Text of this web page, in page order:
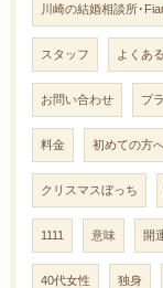
川崎の結婚相談所･
スタッフ よくあ
お問い合わせ プ
料金 初めての方
クリスマスぼっち
1111 意味 開
40代女性 独身